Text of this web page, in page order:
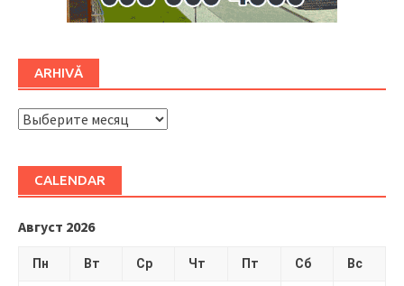
ARHIVĂ
ARHIVĂ
CALENDAR
Август 2026
Пн Вт Ср Чт Пт Сб Вс